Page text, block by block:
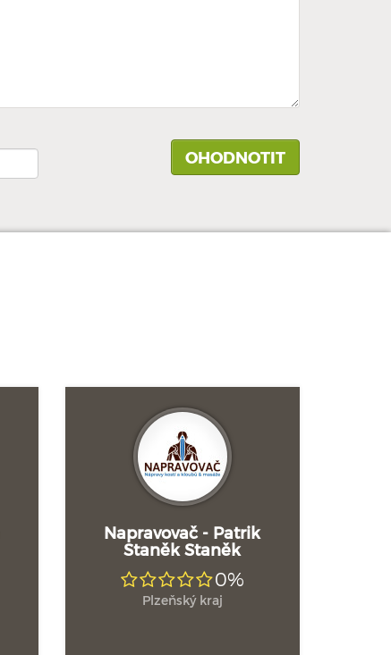
Napravovač - Patrik
Staněk Staněk
0%
Plzeňský kraj